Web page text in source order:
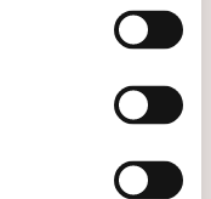
Emma Extra Lagom
kvinnligt snitt